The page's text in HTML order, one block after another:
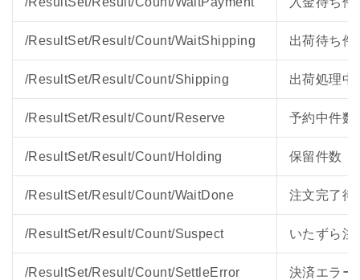
/ResultSet/Result/Count/WaitShipping 出荷待ち件
/ResultSet/Result/Count/Shipping 出荷処理中
/ResultSet/Result/Count/Reserve 予約中件数
/ResultSet/Result/Count/Holding 保留件数
/ResultSet/Result/Count/WaitDone 注文完了待
/ResultSet/Result/Count/Suspect いたずら注
/ResultSet/Result/Count/SettleError 決済エラー